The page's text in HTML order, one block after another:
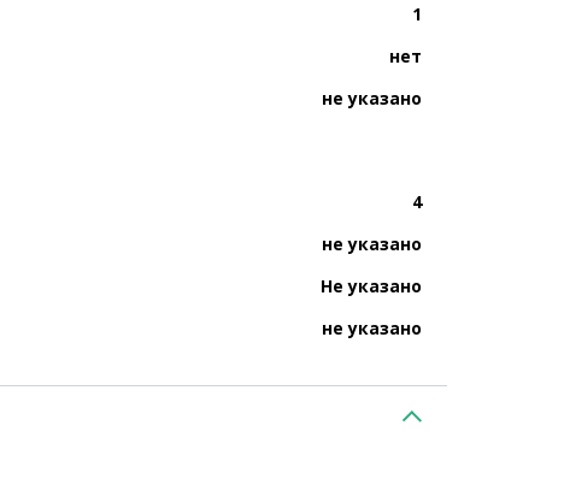
1
нет
не указано
4
не указано
Не указано
не указано